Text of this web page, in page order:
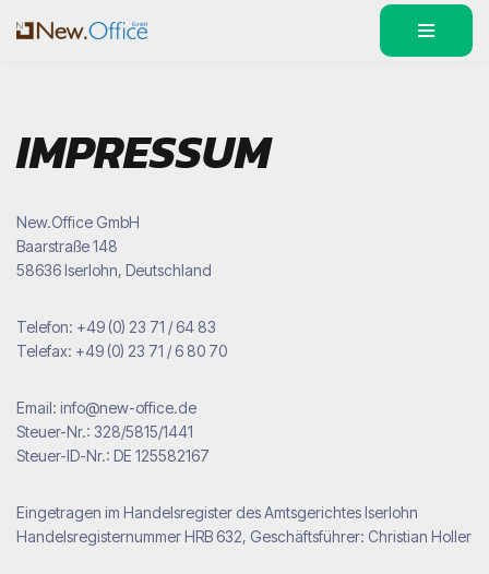
IMPRESSUM
New.Office GmbH
Baarstraße 148
58636 Iserlohn, Deutschland
Telefon: +49 (0) 23 71 / 64 83
Telefax: +49 (0) 23 71 / 6 80 70
Email: info@new-office.de
Steuer-Nr.: 328/5815/1441
Steuer-ID-Nr.: DE 125582167
Eingetragen im Handelsregister des Amtsgerichtes Iserlohn
Handelsregisternummer HRB 632, Geschäftsführer: Christian Holler